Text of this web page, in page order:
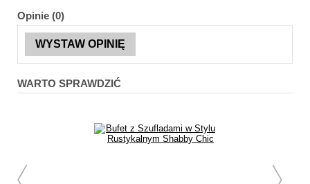
Opinie (0)
WYSTAW OPINIĘ
WARTO SPRAWDZIĆ